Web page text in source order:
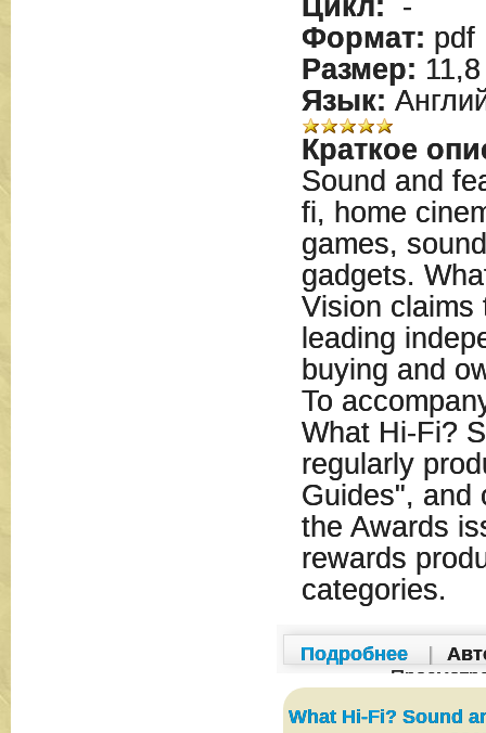
Цикл: -
Формат: pdf
Размер:
Язык:
Краткое
Sound and
fi, home
games,
gadgets.
Vision claims
leading
buying and
To
What Hi-Fi?
regularly
Guides", and
the Awards
rewards
categories.
Подробнее
What Hi-Fi? Sound